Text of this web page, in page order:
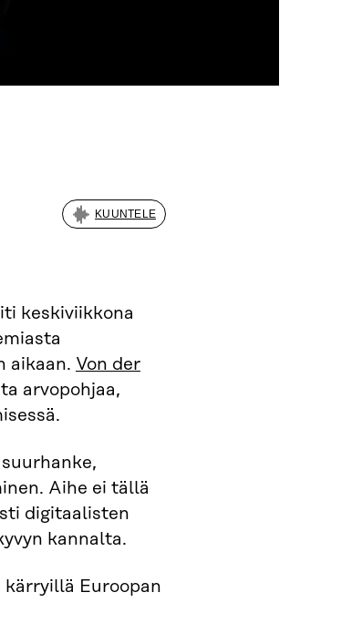
KUUNTELE
keskiviikkona
aikaan. Von der
arvopohjaa,
Aihe ei tällä
digitaalisten
kannalta.
kärryillä Euroopan